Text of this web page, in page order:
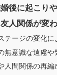
後に起こり
人関係が変
テージの変化に
無意識な遠慮や
人間関係の再編